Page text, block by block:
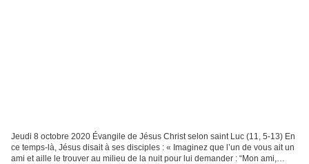
Jeudi 8 octobre 2020 Évangile de Jésus Christ selon saint Luc (11, 5-13) En
ce temps-là, Jésus disait à ses disciples : « Imaginez que l’un de vous ait un
ami et aille le trouver au milieu de la nuit pour lui demander : “Mon ami,